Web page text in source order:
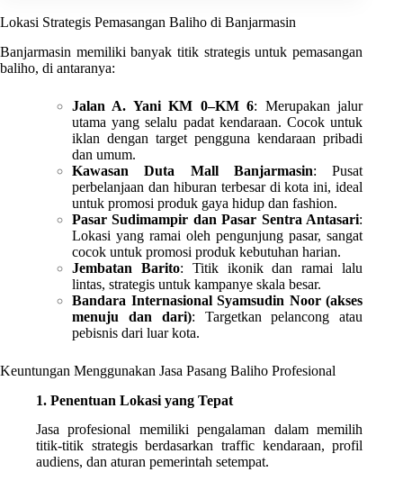
Lokasi Strategis Pemasangan Baliho di Banjarmasin
Banjarmasin memiliki banyak titik strategis untuk pemasangan
baliho, di antaranya:
Jalan A. Yani KM 0–KM 6: Merupakan jalur
utama yang selalu padat kendaraan. Cocok untuk
iklan dengan target pengguna kendaraan pribadi
dan umum.
Kawasan Duta Mall Banjarmasin: Pusat
perbelanjaan dan hiburan terbesar di kota ini, ideal
untuk promosi produk gaya hidup dan fashion.
Pasar Sudimampir dan Pasar Sentra Antasari:
Lokasi yang ramai oleh pengunjung pasar, sangat
cocok untuk promosi produk kebutuhan harian.
Jembatan Barito: Titik ikonik dan ramai lalu
lintas, strategis untuk kampanye skala besar.
Bandara Internasional Syamsudin Noor (akses
menuju dan dari): Targetkan pelancong atau
pebisnis dari luar kota.
Keuntungan Menggunakan Jasa Pasang Baliho Profesional
1. Penentuan Lokasi yang Tepat
Jasa profesional memiliki pengalaman dalam memilih
titik-titik strategis berdasarkan traffic kendaraan, profil
audiens, dan aturan pemerintah setempat.